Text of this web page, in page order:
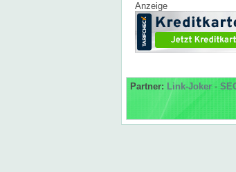
Anzeige
Partner: Link-Joker -